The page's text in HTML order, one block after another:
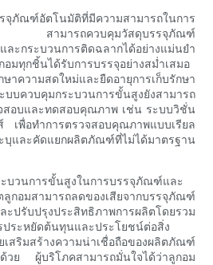
ณฑ์อัตโนมัติที่มีความสามารถในการ
ง สามารถควบคุมวัสดุบรรจุภัณฑ์
ะกระบวนการติดฉลากได้อย่างแม่นยำ
มทุกชิ้นได้รับการบรรจุอย่างสม่ำเสมอ
ามสดใหม่และยืดอายุการเก็บรักษา
ควบคุมกระบวนการขั้นสูงยังสามารถ
สอบและทดสอบคุณภาพ เช่น ระบบวิชั่น
เพื่อทำการตรวจสอบคุณภาพแบบเรียล
บุและคัดแยกผลิตภัณฑ์ที่ไม่ได้มาตรฐาน
บวนการขั้นสูงในการบรรจุภัณฑ์และ
อมสามารถลดของเสียจากบรรจุภัณฑ์
ปรับปรุงประสิทธิภาพการผลิตโดยรวม
ประหยัดต้นทุนและประโยชน์ต่อสิ่ง
สริมสร้างความน่าเชื่อถือของผลิตภัณฑ์
วย ผู้บริโภคสามารถมั่นใจได้ว่าลูกอม